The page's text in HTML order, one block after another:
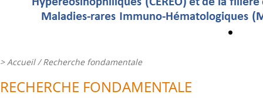
>Accueil/ Recherche fondamentale
RECHERCHE FONDAMENTALE